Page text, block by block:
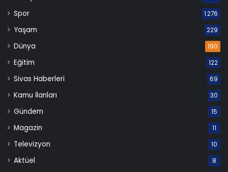
Spor 1.276
Yaşam 229
Dünya 190
Eğitim 122
Sivas Haberleri 69
Kamu İlanları 30
Gündem 15
Magazin 11
Televizyon 10
Aktüel 8